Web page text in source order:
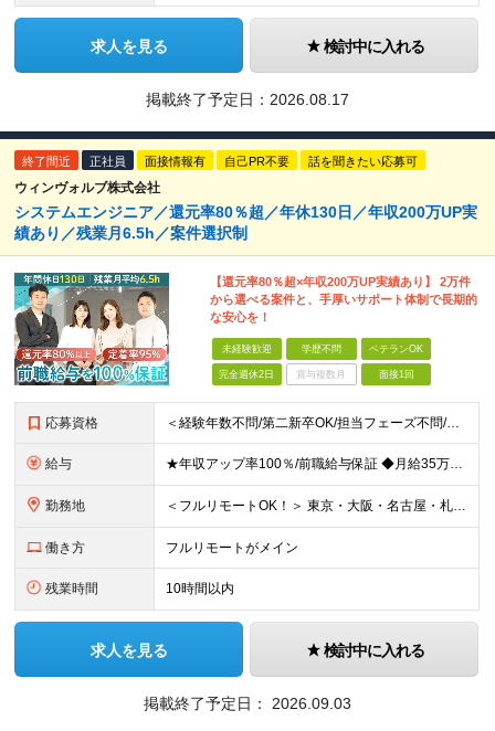
求人を見る 検討中に入れる
掲載終了予定日： 2026.08.17
終了間近 正社員 面接情報有 自己PR不要 話を聞きたい応募可
ウィンヴォルブ株式会社
システムエンジニア／還元率80％超／年休130日／年収200万UP実
績あり／残業月6.5h／案件選択制
【還元率80％超×年収200万UP実績あり】 2万件
から選べる案件と、手厚いサポート体制で長期的
な安心を！
未経験歓迎 学歴不問 ベテランOK
完全週休2日 賞与複数月 面接1回
応募資格 ＜経験年数不問/第二新卒OK/担当フェーズ不問/ブランクOK＞ ◆開発またはインフラに携わった経験がある方（業界・経験年数不問） ◆学歴不問 ＼＼まずは気軽にご応募ください！／／ ★研修明けで数ヶ
給与 ★年収アップ率100％/前職給与保証 ◆月給35万円～110万円＜入社時から年収200万円UP実現多数！還元率80％以上＞ ※上記は最低保証額。経験・年齢・能力などを考慮の上、優遇いたします。 ※上
勤務地 ＜フルリモートOK！＞ 東京・大阪・名古屋・札幌・福岡の本社・支社及び周辺のプロジェクト先（関東・関西・東海・北海道・福岡）での勤務となります。 ※勤務地はお選びいただけます ※希望されない転勤は発
働き方 フルリモートがメイン
残業時間 10時間以内
求人を見る 検討中に入れる
掲載終了予定日： 2026.09.03